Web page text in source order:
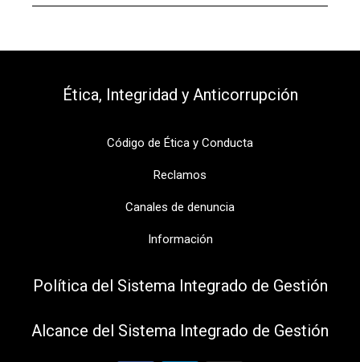
Ética, Integridad y Anticorrupción​
Código de Ética y Conducta
Reclamos
Canales de denuncia
Información
Política del Sistema Integrado de Gestión
Alcance del Sistema Integrado de Gestión